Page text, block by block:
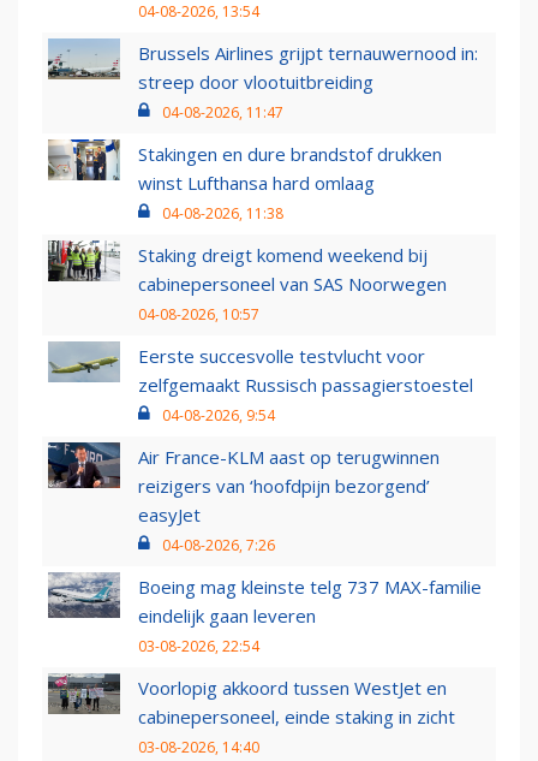
04-08-2026, 13:54
Brussels Airlines grijpt ternauwernood in:
streep door vlootuitbreiding
04-08-2026, 11:47
Stakingen en dure brandstof drukken
winst Lufthansa hard omlaag
04-08-2026, 11:38
Staking dreigt komend weekend bij
cabinepersoneel van SAS Noorwegen
04-08-2026, 10:57
Eerste succesvolle testvlucht voor
zelfgemaakt Russisch passagierstoestel
04-08-2026, 9:54
Air France-KLM aast op terugwinnen
reizigers van ‘hoofdpijn bezorgend’
easyJet
04-08-2026, 7:26
Boeing mag kleinste telg 737 MAX-familie
eindelijk gaan leveren
03-08-2026, 22:54
Voorlopig akkoord tussen WestJet en
cabinepersoneel, einde staking in zicht
03-08-2026, 14:40